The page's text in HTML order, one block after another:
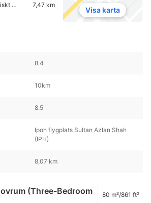
7,47 km
Visa karta
8.4
10km
8.5
Ipoh flygplats Sultan Azlan Shah
(IPH)
8,07 km
(Three-Bedroom
80 m²/861 ft²